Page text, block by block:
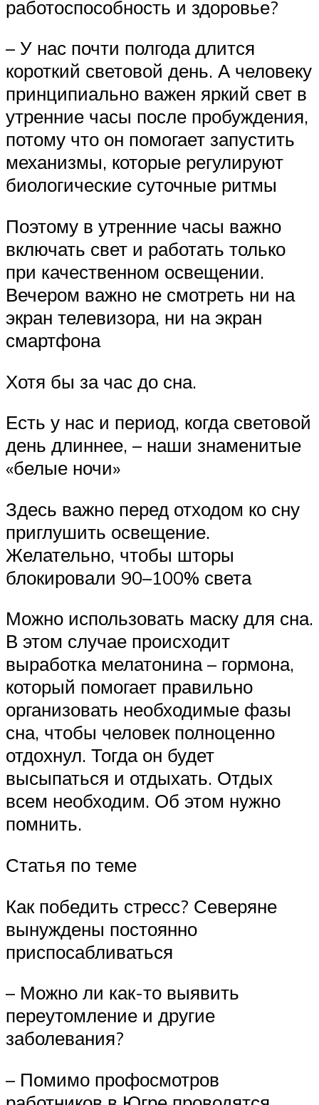
работоспособность и здоровье?
– У нас почти полгода длится
короткий световой день. А человеку
принципиально важен яркий свет в
утренние часы после пробуждения,
потому что он помогает запустить
механизмы, которые регулируют
биологические суточные ритмы
Поэтому в утренние часы важно
включать свет и работать только
при качественном освещении.
Вечером важно не смотреть ни на
экран телевизора, ни на экран
смартфона
Хотя бы за час до сна.
Есть у нас и период, когда световой
день длиннее, – наши знаменитые
«белые ночи»
Здесь важно перед отходом ко сну
приглушить освещение.
Желательно, чтобы шторы
блокировали 90–100% света
Можно использовать маску для сна.
В этом случае происходит
выработка мелатонина – гормона,
который помогает правильно
организовать необходимые фазы
сна, чтобы человек полноценно
отдохнул. Тогда он будет
высыпаться и отдыхать. Отдых
всем необходим. Об этом нужно
помнить.
Статья по теме
Как победить стресс? Северяне
вынуждены постоянно
приспосабливаться
– Можно ли как-то выявить
переутомление и другие
заболевания?
– Помимо профосмотров